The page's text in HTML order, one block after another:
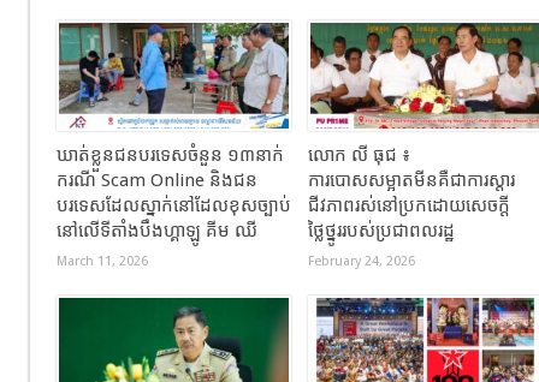
ឃាត់ខ្លួនជនបរទេសចំនួន ១៣នាក់
ករណី Scam Online និងជន
បរទេសដែលស្នាក់នៅដែលខុសច្បាប់
នៅលើទីតាំងបឹងហ្គាឡូ គីម ឈី
March 11, 2026
លោក លី ធុជ ៖
ការបោសសម្អាតមីនគឺជាការស្តារ
ជីវភាពរស់នៅប្រកដោយសេចក្តី
ថ្លៃថ្នូររបស់ប្រជាពលរដ្ឋ
February 24, 2026